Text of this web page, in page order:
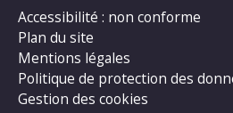
Accessibilité : non conforme
Plan du site
Mentions légales
Politique de protection des
Gestion des cookies